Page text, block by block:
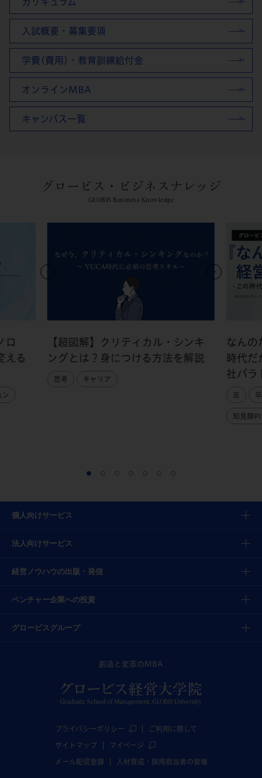
入試概要・募集要項
学費(費用)・教育訓練給付金
オンラインMBA
キャンパス一覧
グロービス・ビジネスナレッジ
GLOBIS Business Knowledge
ロ
える
ン
【超図解】クリティカル・シンキ
ングとは？身につける方法を解説
思考 キャリア
なんの
時代だ
社パラ
志
知見録
個人向けサービス
法人向けサービス
経営ノウハウの出版・発信
ベンチャー企業への投資
グロービスグループ
創造と変革のMBA
プライバシーポリシー ご利用に際して
サイトマップ マイページ
メール配信登録 人材育成・採用担当者の皆様